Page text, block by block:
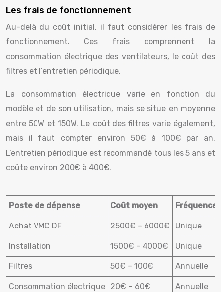
Les frais de fonctionnement
Au-delà du coût initial, il faut considérer les frais de
fonctionnement. Ces frais comprennent la
consommation électrique des ventilateurs, le coût des
filtres et l’entretien périodique.
La consommation électrique varie en fonction du
modèle et de son utilisation, mais se situe en moyenne
entre 50W et 150W. Le coût des filtres varie également,
mais il faut compter environ 50€ à 100€ par an.
L’entretien périodique est recommandé tous les 5 ans et
coûte environ 200€ à 400€.
Poste de dépense Coût moyen Fréquence
Achat VMC DF 2500€ – 6000€ Unique
Installation 1500€ – 4000€ Unique
Filtres 50€ – 100€ Annuelle
Consommation électrique 20€ – 60€ Annuelle